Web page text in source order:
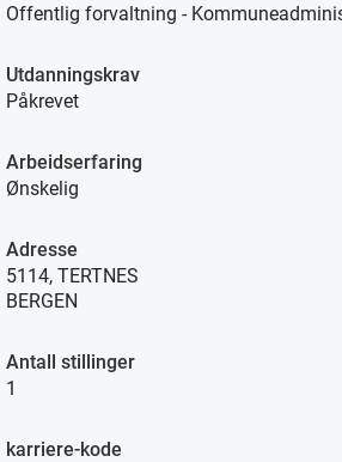
Offentlig forvaltning -
Utdanningskrav
Påkrevet
Arbeidserfaring
Ønskelig
Adresse
5114, TERTNES
BERGEN
Antall stillinger
1
karriere-kode